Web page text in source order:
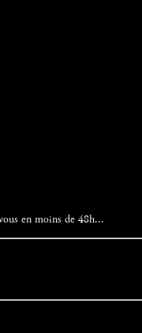
en moins de 48h...